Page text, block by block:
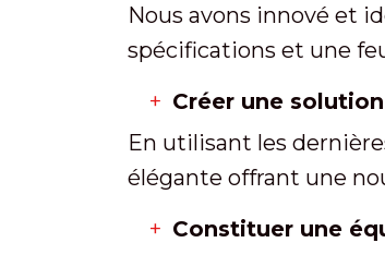
Nous avons innové et
spécifications et une
Créer une
En utilisant les
élégante offrant une
Constituer une